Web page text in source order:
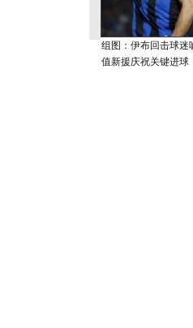
组图：伊布回击球迷
值新援庆祝关键进球